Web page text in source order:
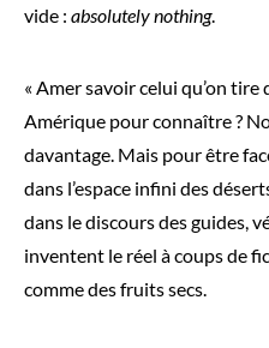
vide : absolutely nothing.
« Amer savoir celui qu’on tire
Amérique pour connaître ?
davantage. Mais pour être
dans l’espace infini des
dans le discours des guides,
inventent le réel à coups de
comme des fruits secs.